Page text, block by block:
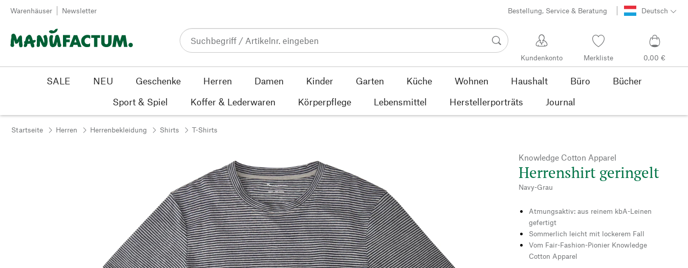
Zum Inhalt springen
Warenhäuser Newsletter Bestellung, Service & Beratung Deutsch
Kundenkonto Merkliste 0,00 €
SALE NEU Geschenke Herren Damen Kinder Garten Küche Wohnen Haushalt Büro
Bücher
Sport & Spiel
Koffer & Lederwaren Körperpflege Lebensmittel Herstellerporträts Journal
Startseite Herren Herrenbekleidung Shirts T-Shirts
Knowledge Cotton Apparel
Herrenshirt geringelt
Navy-Grau
Atmungsaktiv: aus reinem kbA-Leinen
gefertigt
Sommerlich leicht mit lockerem Fall
Vom Fair-Fashion-Pionier Knowledge
Cotton Apparel